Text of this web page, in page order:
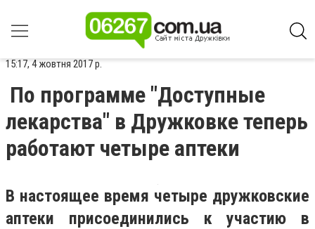
15:17, 4 жовтня 2017 р.
По программе "Доступные
лекарства" в Дружковке теперь
работают четыре аптеки
В настоящее время четыре дружковские
аптеки присоединились к участию в